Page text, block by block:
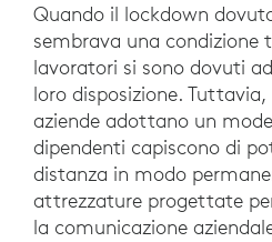
Quando il lockdown
sembrava una condizione
lavoratori si sono dovuti
loro disposizione.
aziende adottano un
dipendenti capiscono di
distanza in modo
attrezzature progettate
la comunicazione